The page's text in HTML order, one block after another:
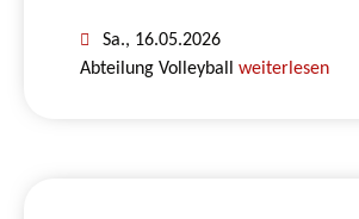
Sa., 16.05.2026
Abteilung Volleyball
weiterlesen